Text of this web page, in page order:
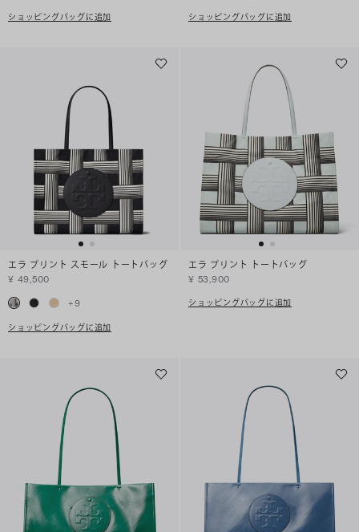
ショッピングバッグに追加 ショッピングバッグに追加
エラ プリント スモール トートバッグ
¥ 49,500
+9
ショッピングバッグに追加
エラ プリント トートバッグ
¥ 53,900
ショッピングバッグに追加